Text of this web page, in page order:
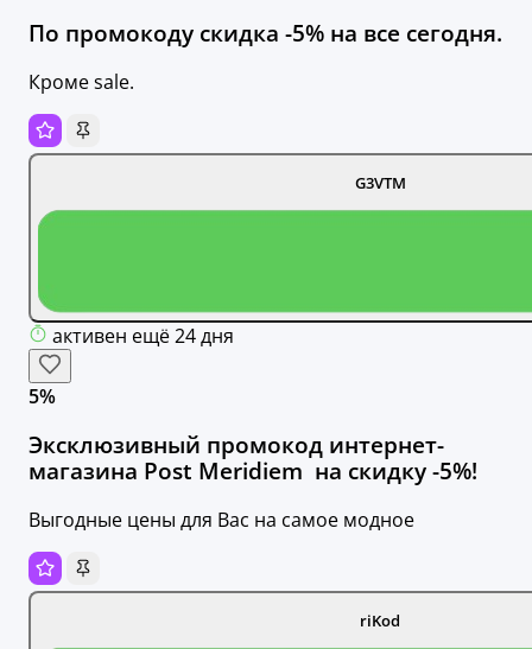
По промокоду скидка -5% на все сегодня.
Кроме sale.
G3VTM
активен ещё 24 дня
5%
Эксклюзивный промокод интернет-
магазина Post Meridiem ​​​​​​​ на скидку -5%!
Выгодные цены для Вас на самое модное
riKod